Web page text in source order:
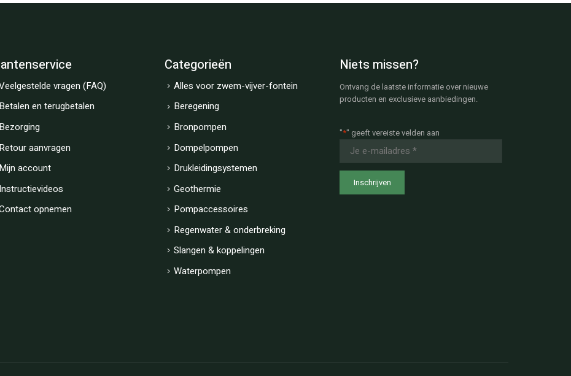
vragen (FAQ)
Betalen en terugbetalen
Bezorging
Retour aanvragen
Mijn account
Instructievideos
opnemen
Categorieën
Alles voor zwem-vijver-fontein
Beregening
Bronpompen
Dompelpompen
Drukleidingsystemen
Geothermie
Pompaccessoires
Regenwater & onderbreking
Slangen & koppelingen
Waterpompen
Niets missen?
Ontvang de laatste informatie over nieuwe
producten en exclusieve aanbiedingen.
"*" geeft vereiste velden aan
mailadres
*